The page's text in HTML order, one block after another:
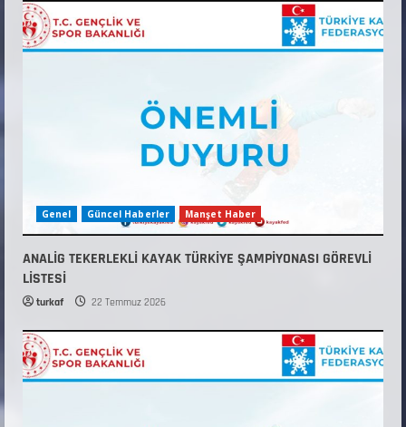
Genel Güncel Haberler Manşet Haber
ANALİG TEKERLEKLİ KAYAK TÜRKİYE ŞAMPİYONASI GÖREVLİ
LİSTESİ
turkaf 22 Temmuz 2026